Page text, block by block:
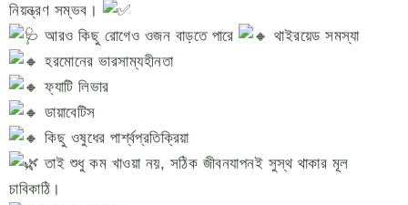
নিয়ন্ত্রণ সম্ভব।
আরও কিছু রোগেও ওজন বাড়তে পারে
থাইরয়েড সমস্যা
হরমোনের ভারসাম্যহীনতা
ফ্যাটি লিভার
ডায়াবেটিস
কিছু ওষুধের পার্শ্বপ্রতিক্রিয়া
তাই শুধু কম খাওয়া নয়, সঠিক জীবনযাপনই সুস্থ থাকার মূল
চাবিকাঠি।